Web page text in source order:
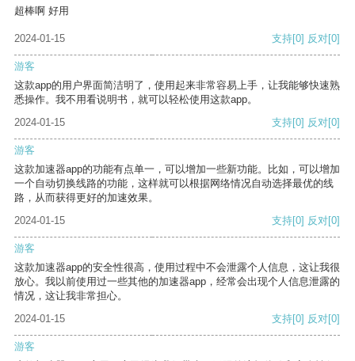
超棒啊 好用
2024-01-15 支持[0] 反对[0]
游客
这款app的用户界面简洁明了，使用起来非常容易上手，让我能够快速熟
悉操作。我不用看说明书，就可以轻松使用这款app。
2024-01-15
支持[0] 反对[0]
游客
这款加速器app的功能有点单一，可以增加一些新功能。比如，可以增加
一个自动切换线路的功能，这样就可以根据网络情况自动选择最优的线
路，从而获得更好的加速效果。
2024-01-15
支持[0] 反对[0]
游客
这款加速器app的安全性很高，使用过程中不会泄露个人信息，这让我很
放心。我以前使用过一些其他的加速器app，经常会出现个人信息泄露的
情况，这让我非常担心。
2024-01-15
支持[0] 反对[0]
游客